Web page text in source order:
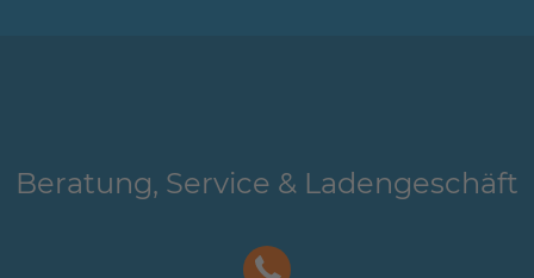
Beratung, Service & Ladengeschäft